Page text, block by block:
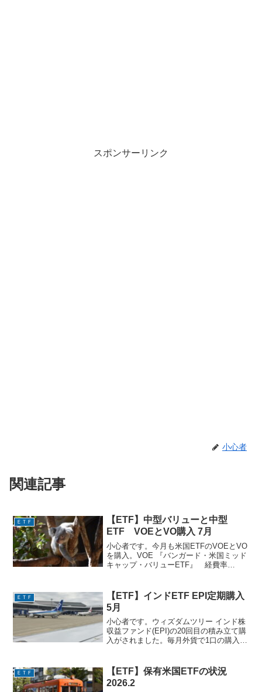
スポンサーリンク
小心者
関連記事
ＥＴＦ
【ETF】中型バリューと中型
ETF VOEとVO購入 7月
小心者です。今月も米国ETFのVOEとVO
を購入。VOE 『バンガード・米国ミッド
キャップ・バリューETF』 経費率
が、心配はしていません。VOEの2年チャ
ートVO ...
ＥＴＦ
【ETF】インドETF EPI定期購入
5月
小心者です。ウィズダムツリー インド株
収益ファンド(EPI)の20回目の積み立て購
入がされました。毎月外貨で1口の購入、
とも言われています。経済も成長途上。
今のう...
ＥＴＦ
【ETF】保有米国ETFの状況
2026.2